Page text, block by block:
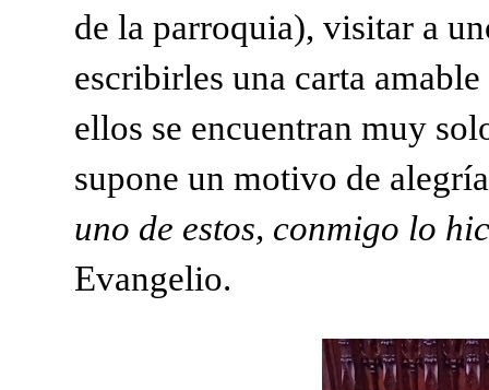
de la parroquia), visitar a
escribirles una carta
ellos se encuentran muy
supone un motivo de
uno de estos, conmigo lo
Evangelio.